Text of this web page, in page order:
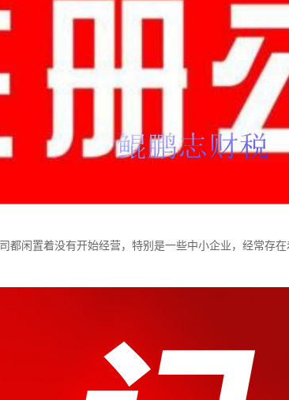
都闲置着没有开始经营，特别是一些中小企业，经常存